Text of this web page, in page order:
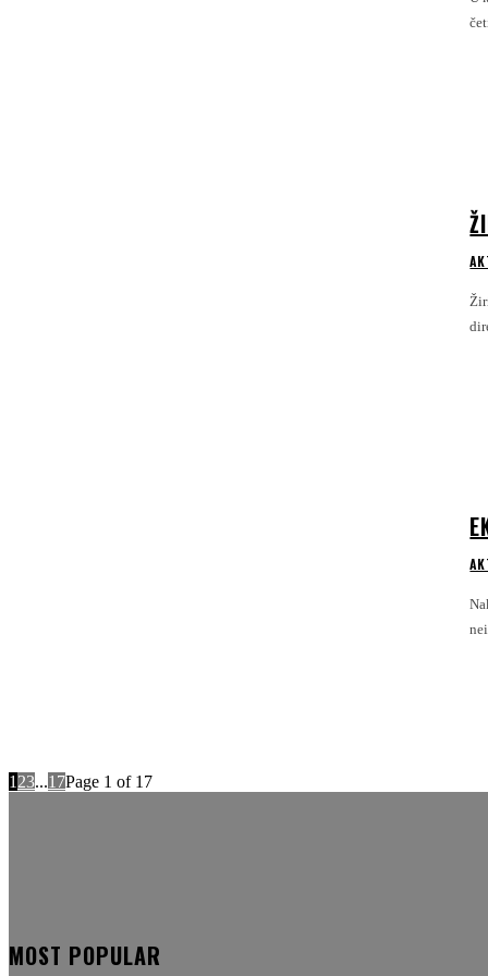
1 23...17Page 1 of 17
MOST POPULAR